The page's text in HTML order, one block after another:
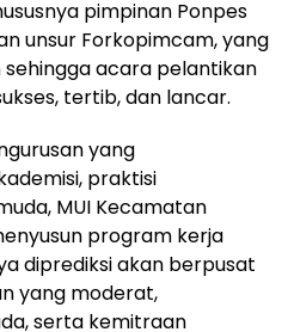
pimpinan Ponpes
unsur Forkopimcam, yang
acara pelantikan
tertib, dan lancar.
yang
praktisi
MUI Kecamatan
program kerja
diprediksi akan berpusat
yang moderat,
serta kemitraan